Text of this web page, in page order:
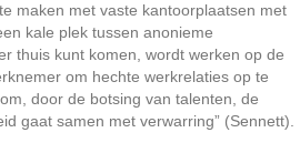
maken met vaste kantoorplaatsen met
kale plek tussen anonieme
thuis kunt komen, wordt werken op de
om hechte werkrelaties op te
door de botsing van talenten, de
gaat samen met verwarring” (Sennett).